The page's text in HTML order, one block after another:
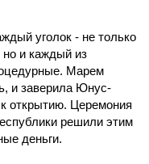
уголок - не только
но и каждый из
Марем
и заверила Юнус-
открытию. Церемония
решили этим
деньги.